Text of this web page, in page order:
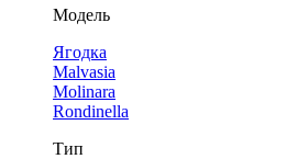
Модель
Ягодка
Malvasia
Molinara
Rondinella
Тип